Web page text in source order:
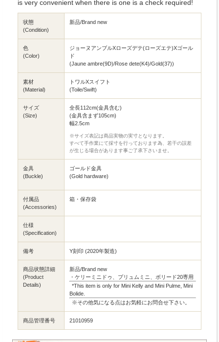
is very convenient when there is one is a check required!
状態
(Condition)
新品/Brand new
色
(Color)
ジョーヌアンブルXローズデテ(ローズエテ)Xゴール
ド
(Jaune ambre(9D)/Rose dete(K4)/Gold(37))
素材
(Material)
トワルXスイフト
(Toile/Swift)
サイズ
(Size)
全長112cm(金具含む)
(金具含まず105cm)
幅2.5cm
※サイズ表記は商品実物の実寸となります。
すべて手作業にて採寸を行っております為、若干の誤差
が生じる場合があります事ご了承下さいませ。
金具
(Buckle)
ゴールド金具
(Gold hardware)
付属品
(Accessories)
箱・保存袋
仕様
(Specification)
備考 Y刻印 (2020年製造)
商品状態詳細
(Product
Details)
新品/Brand new
・ケリーミニドゥ、プリュムミニ、ボリード20専用
*This item is only for Mini Kelly and Mini Pulme, Mini
Bolide.
※その他気になる点はお気軽にお問合せ下さい。
商品管理番号 21010959